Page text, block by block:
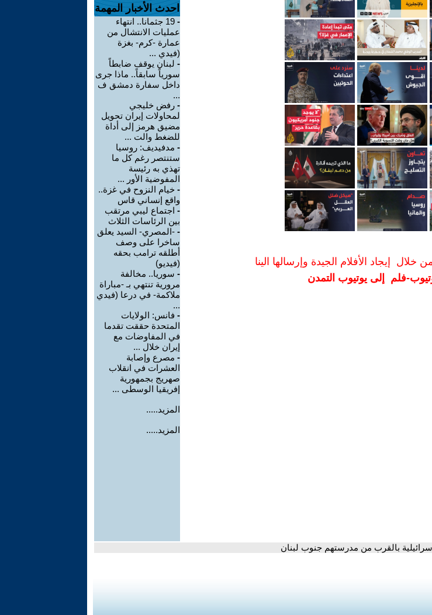
خلال إيجاد الأفلام الجيدة وإرسالها الينا
فلم إلى يوتيوب التمدن
احدث الأخبار المهمة
-
19 جثمانا.. انتهاء
عمليات الانتشال من
عمارة -كرم- بغزة
(فيدي ...
- لبنان يوقف ضابطاً
سورياً سابقاً.. ماذا جرى
داخل سفارة دمشق ف
...
- رفض خليجي
لمحاولات إيران تحويل
مضيق هرمز إلى أداة
للضغط والت ...
- مدفيديف: روسيا
ستنتصر رغم كل ما
تهذي به رئيسة
المفوضية الأور ...
- خيام النزوح في غزة..
واقع إنساني قاس
- اجتماع ليبي مرتقب
بين الرئاسات الثلاث
- -المصري- السيد يعلق
ساخرا على وصف
أطلقه ترامب بحقه
(فيديو)
- سوريا.. مخالفة
مرورية تنتهي بـ -مباراة
ملاكمة- في درعا (فيدي
...
- فانس: الولايات
المتحدة حققت تقدما
في المفاوضات مع
إيران خلال ...
- مصرع وإصابة
العشرات في انقلاب
صهريج بجمهورية
إفريقيا الوسطى ...
المزيد.....
المزيد.....
بالقرب من مدرستهم جنوب لبنان